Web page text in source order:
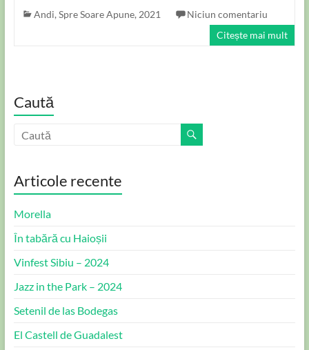
Andi, Spre Soare Apune, 2021
Niciun comentariu
Citește mai mult
Caută
Articole recente
Morella
În tabără cu Haioșii
Vinfest Sibiu – 2024
Jazz in the Park – 2024
Setenil de las Bodegas
El Castell de Guadalest